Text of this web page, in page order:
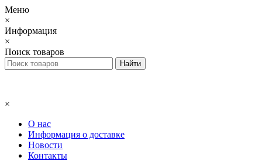
Меню
×
Информация
×
Поиск товаров
×
О нас
Информация о доставке
Новости
Контакты